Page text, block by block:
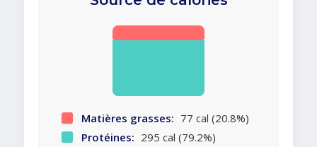
Matières grasses: 77 cal (20.8%)
Protéines: 295 cal (79.2%)